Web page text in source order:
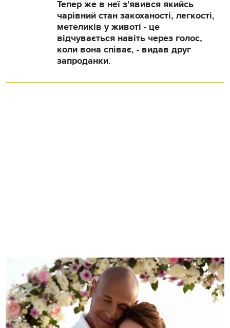
Тепер же в неї з'явився якийсь
чарівний стан закоханості, легкості,
метеликів у животі - це
відчувається навіть через голос,
коли вона співає, - видав друг
запроданки.